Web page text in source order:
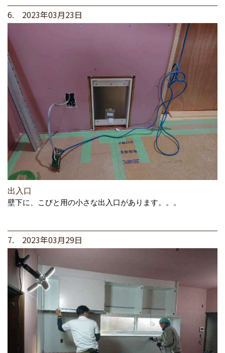
6. 2023年03月23日
出入口
壁下に、こびと用の小さな出入口があります。。。
7. 2023年03月29日